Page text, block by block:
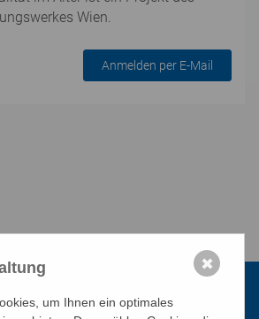
Wien.
Anmelden per E-Mail
um Ihnen ein optimales
✖